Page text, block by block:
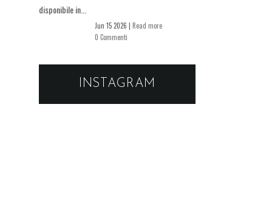
disponibile in...
Jun 15 2026 | Read more
0 Commenti
INSTAGRAM